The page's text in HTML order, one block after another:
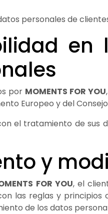
personales de
por MOMENTS FOR YOU
Europeo y del
el tratamiento de sus
y
FOR YOU, el
las reglas y principios
de los datos